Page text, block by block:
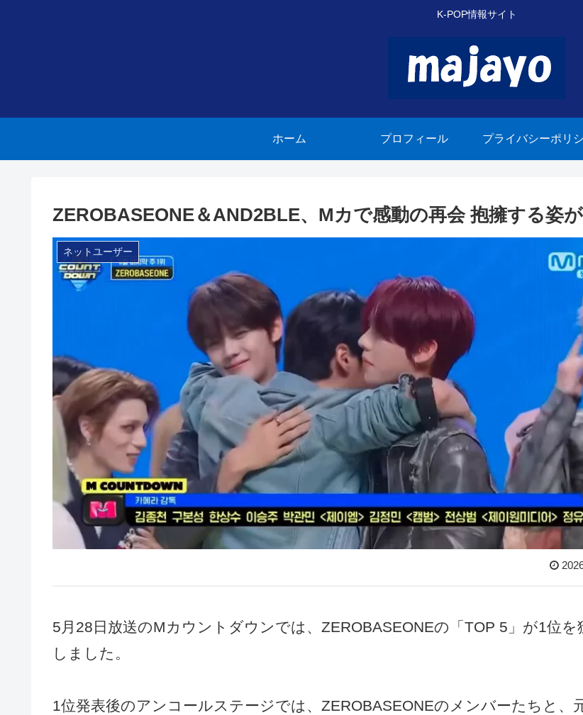
K-POP情報サイト
ホーム プロフィール プライバシーポリ
ZEROBASEONE＆AND2BLE、Mカで感動の再会 抱擁する姿
ネットユーザー
5月28日放送のMカウントダウンでは、ZEROBASEONEの「TOP 5」が1位を
しました。
1位発表後のアンコールステージでは、ZEROBASEONEのメンバーたちと、